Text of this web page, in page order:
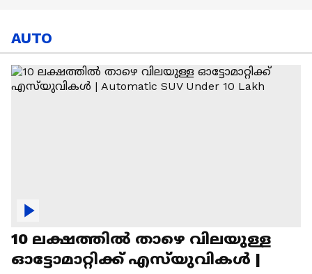
AUTO
10 ലക്ഷത്തിൽ താഴെ വിലയുള്ള
ഓട്ടോമാറ്റിക്ക് എസ്‍യുവികൾ |